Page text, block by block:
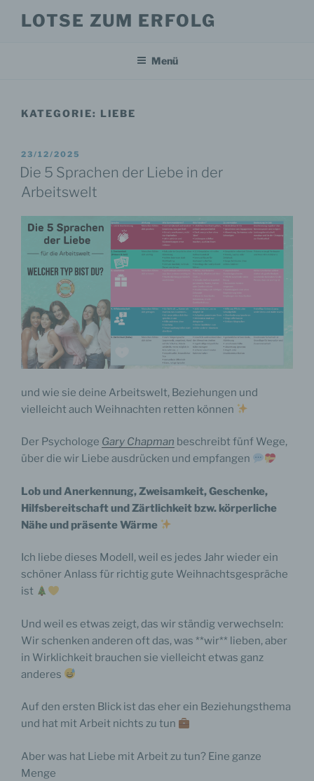
InhaltLOTSE ZUM ERFOLG
Menü
KATEGORIE: LIEBE
VERÖFFENTLICHT
AM
23/12/2025
Die 5 Sprachen der Liebe in der
Arbeitswelt
und wie sie deine Arbeitswelt, Beziehungen und
vielleicht auch Weihnachten retten können
Der Psychologe Gary Chapman beschreibt fünf Wege,
über die wir Liebe ausdrücken und empfangen
Lob und Anerkennung, Zweisamkeit, Geschenke,
Hilfsbereitschaft und Zärtlichkeit bzw. körperliche
Nähe und präsente Wärme
Ich liebe dieses Modell, weil es jedes Jahr wieder ein
schöner Anlass für richtig gute Weihnachtsgespräche
ist
Und weil es etwas zeigt, das wir ständig verwechseln:
Wir schenken anderen oft das, was **wir** lieben, aber
in Wirklichkeit brauchen sie vielleicht etwas ganz
anderes
Auf den ersten Blick ist das eher ein Beziehungsthema
und hat mit Arbeit nichts zu tun
Aber was hat Liebe mit Arbeit zu tun? Eine ganze
Menge